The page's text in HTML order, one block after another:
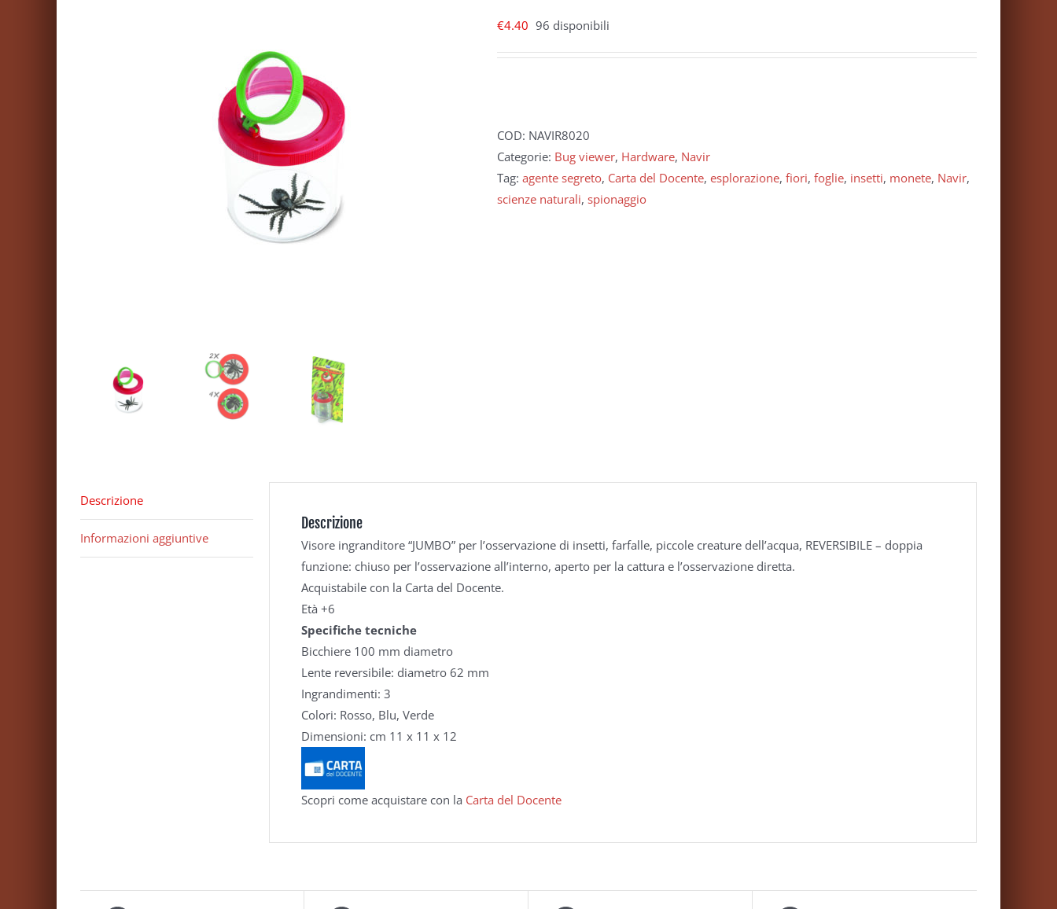
€4.40 96 disponibili
COD: NAVIR8020
Categorie: Bug viewer, Hardware, Navir
Tag: agente segreto, Carta del Docente, esplorazione, fiori, foglie, insetti, monete, Navir,
scienze naturali, spionaggio
Descrizione
Informazioni aggiuntive
Descrizione
Visore ingranditore “JUMBO” per l’osservazione di insetti, farfalle, piccole creature dell’acqua, REVERSIBILE – doppia
funzione: chiuso per l’osservazione all’interno, aperto per la cattura e l’osservazione diretta.
Acquistabile con la Carta del Docente.
Età +6
Specifiche tecniche
Bicchiere 100 mm diametro
Lente reversibile: diametro 62 mm
Ingrandimenti: 3
Colori: Rosso, Blu, Verde
Dimensioni: cm 11 x 11 x 12
Scopri come acquistare con la Carta del Docente